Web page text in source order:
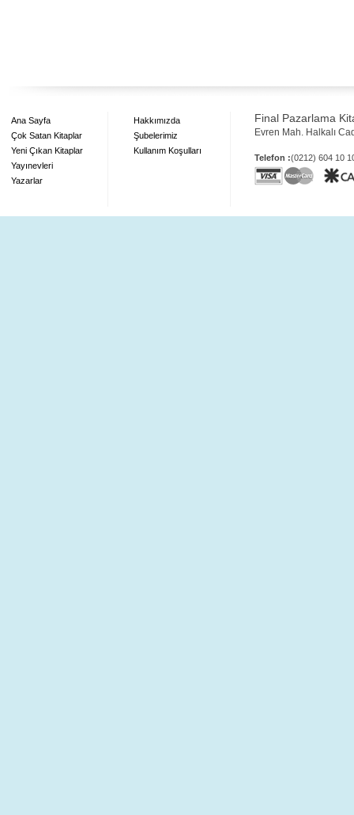
Ana Sayfa
Çok Satan Kitaplar
Yeni Çıkan Kitaplar
Yayınevleri
Yazarlar
Hakkımızda
Şubelerimiz
Kullanım Koşulları
Final Pazarlama
Evren Mah. Halkalı
Telefon :(0212) 604 10